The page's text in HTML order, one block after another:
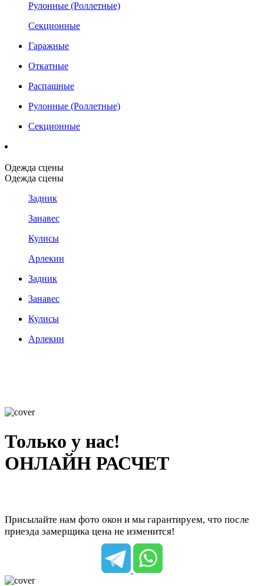
Рулонные (Роллетные)
Секционные
Гаражные
Откатные
Распашные
Рулонные (Роллетные)
Секционные
Одежда сцены
Одежда сцены
Задник
Занавес
Кулисы
Арлекин
Задник
Занавес
Кулисы
Арлекин
Только у нас!
ОНЛАЙН РАСЧЕТ
Присылайте нам фото окон и мы гарантируем, что после
приезда замерщика цена не изменится!